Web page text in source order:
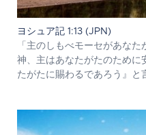
ヨシュア記 1:13 (JPN)
「主のしもべモーセがあな
神、主はあなたがたのために
たがたに賜わるであろう』と